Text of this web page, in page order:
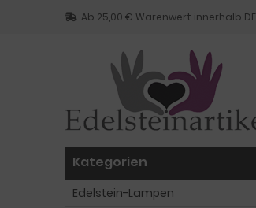
Ab 25,00 € Warenwert innerhalb DE
Kategorien
Edelstein-Lampen